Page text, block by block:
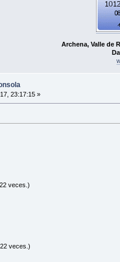
Archena, Valle de
23:17:15 »
veces.)
veces.)